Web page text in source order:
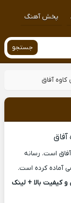
پخش آهنگ
جستجو
آفاق
آفاق
است. رسانه
آماده کرده است.
کیفیت بالا + لینک